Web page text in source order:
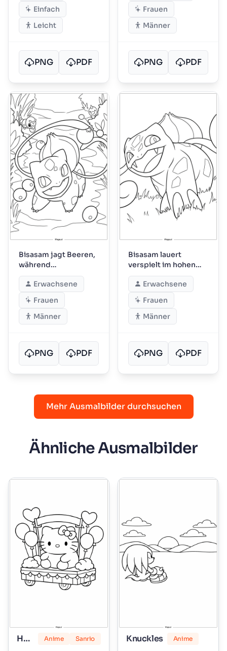
Einfach
Leicht
PNG PDF
Frauen
Männer
PNG PDF
Bisasam jagt Beeren,
während
Waldfreunde
zuschauen
Erwachsene
Frauen
Männer
PNG PDF
Bisasam lauert
verspielt im hohen
Gras
Erwachsene
Frauen
Männer
PNG PDF
Mehr Ausmalbilder durchsuchen
Ähnliche Ausmalbilder
Hello Kitty Marshmallow Anime Sanrio Knuckles Anime